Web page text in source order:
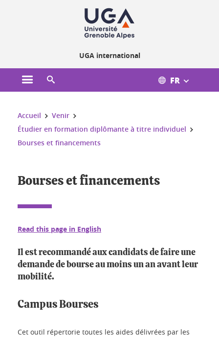
UGA international
Ouvrir le menu principal FR
Vous êtes ici :
Accueil
Venir
Étudier en formation diplômante à titre individuel
Bourses et financements
Bourses et financements
Read this page in English
Il est recommandé aux candidats de faire une
demande de bourse au moins un an avant leur
mobilité.
Campus Bourses
Cet outil répertorie toutes les aides délivrées par les